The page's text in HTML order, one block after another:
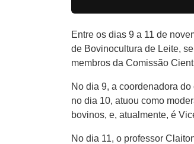
Entre os dias 9 a 11 de
de Bovinocultura de Leite,
membros da Comissão
No dia 9, a coordenadora
no dia 10, atuou como
bovinos, e, atualmente, é
No dia 11, o professor